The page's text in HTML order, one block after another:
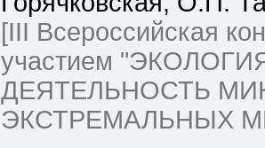
[III Всероссийская
участием
ДЕЯТЕЛЬНОСТЬ
ЭКСТРЕМАЛЬНЫХ